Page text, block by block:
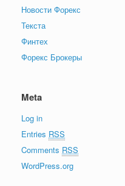
Новости Форекс
Текста
Финтех
Форекс Брокеры
Meta
Log in
Entries RSS
Comments RSS
WordPress.org